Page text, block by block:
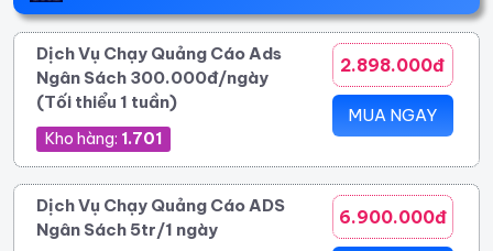
Dịch Vụ Chạy Quảng Cáo Ads
Ngân Sách 300.000đ/ngày
(Tối thiểu 1 tuần)
Kho hàng: 1.701
2.898.000đ
MUA NGAY
Dịch Vụ Chạy Quảng Cáo ADS
Ngân Sách 5tr/1 ngày
6.900.000đ